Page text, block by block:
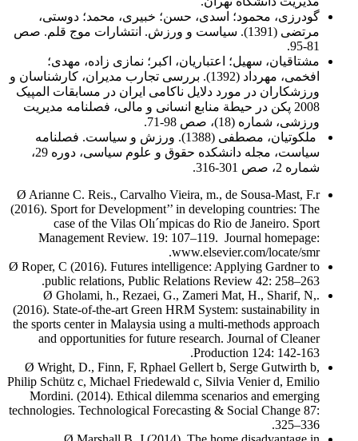
گودرزی، محمود؛ اسدی، ‌حسن؛‌ خبیری،‌ محمد؛‌ دوستی،‌
مرتضی (1391). سیاست و ورزش. انتشارات موج قلم. صص
81-95.
مشتاقیان، سهیل؛ اعتباریان، اکبر؛ نمازی زاده، مهدی؛
افخمی، مهرداد (1392). بررسی تجارب مدیران، کارشناسان و
ورزشکاران در مورد دلایل ناکامی ایران در مسابقات المپیک
2008 پکن در حیطة منابع انسانی و مالی، فصلنامه مدیریت
ورزشی، شماره (18)، صص 98-71.
ملکوتیان،‌ مصطفی (1388). ورزش و سیاست. فصلنامه
سیاست،‌ مجله دانشکده حقوق و علوم سیاسی،‌ دوره 29،‌
شماره 2،‌ صص 301-316.
Ø Arianne C. Reis., Carvalho Vieira, m., de Sousa-Mast, F.r
(2016). Sport for Development’’ in developing countries: The
case of the Vilas Olı´mpicas do Rio de Janeiro. Sport
Management Review. 19: 107–119. Journal homepage:
www.elsevier.com/locate/smr.
Ø Roper, C (2016). Futures intelligence: Applying Gardner to
public relations, Public Relations Review 42: 258–263.
Ø Gholami, h., Rezaei, G., Zameri Mat, H., Sharif, N,.
(2016). State-of-the-art Green HRM System: sustainability in
the sports center in Malaysia using a multi-methods approach
and opportunities for future research. Journal of Cleaner
Production 124: 142-163.
Ø Wright, D., Finn, F, Rphael Gellert b, Serge Gutwirth b,
Philip Schütz c, Michael Friedewald c, Silvia Venier d, Emilio
Mordini. (2014). Ethical dilemma scenarios and emerging
technologies. Technological Forecasting & Social Change 87:
325–336.